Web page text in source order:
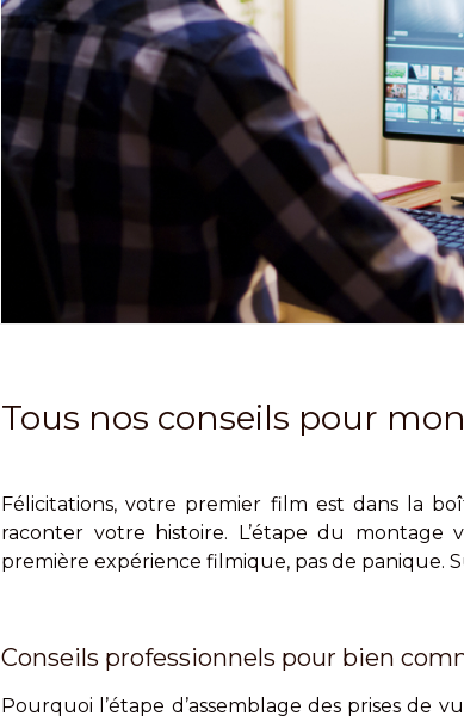
Tous nos conseils pour
Félicitations, votre premier film est dans la
raconter votre histoire. L’étape du
première expérience filmique, pas de panique.
Conseils professionnels pour bien
Pourquoi l’étape d’assemblage des prises